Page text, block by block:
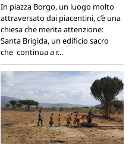
In piazza Borgo, un luogo molto
attraversato dai piacentini, c’è una
chiesa che merita attenzione:
Santa Brigida, un edificio sacro
che continua a r...